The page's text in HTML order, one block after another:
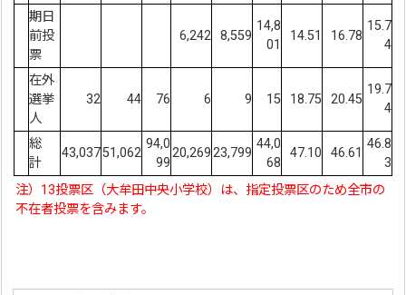
期日
前投
票
6,242 8,559
14,8
01
14.51 16.78
15.7
4
在外
選挙
人
32 44 76 6 9 15 18.75 20.45
19.7
4
総
計
43,03751,062
94,0
99
20,269 23,799
44,0
68
47.10 46.61
46.8
3
注）13投票区（大牟田中央小学校）は、指定投票区のため全市の
不在者投票を含みます。